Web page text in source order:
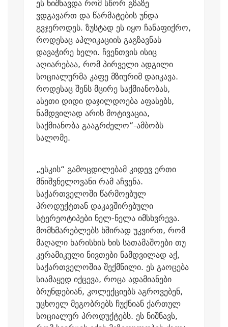
ეს ნიშნავდა რომ სწორ გზაზე
ვდგავართ და წარმატების უნდა
გვჯეროდეს. ზუსტად ეს იყო ჩანაფიქრო,
როდესაც აპლიკაციის გაგზავნას
დავაჭირე ხელი. ჩვენთვის ისიც
აღიარებაა, რომ პირველი ადგილი
სოციალურმა კაფე მზიურიმ დაიკავა.
როდესაც შენს მცირე საქმიანობას,
ასეთი დიდი დაჯილდოება აფასებს,
ნამდვილად არის მოტივაცია,
საქმიანობა გააგრძელო“-ამბობს
სალომე.
„ესკის“ გამოცდილებამ კიდევ ერთი
მნიშვნელოვანი რამ აჩვენა.
საქართველოში წარმოებულ
პროდუქტთან დაკავშირებული
სტერეოტიპები ნელ-ნელა იმსხვრევა.
მომხმარებლებს ხშირად უკვირთ, რომ
მაღალი ხარისხის ხის სათამაშოები თუ
კერამიკული ნივთები ნამდვილად აქ,
საქართველოშია შექმნილი. ეს გაოცება
სიამაყედ იქცევა, როცა ადამიანები
ბრუნდებიან, კოლექციებს აგროვებენ,
უცხოელ მეგობრებს ჩუქნიან ქართულ
სოციალურ პროდუქტებს. ეს ნიშნავს,